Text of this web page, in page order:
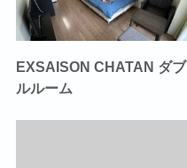
EXSAISON CHATAN ダブ
ルルーム